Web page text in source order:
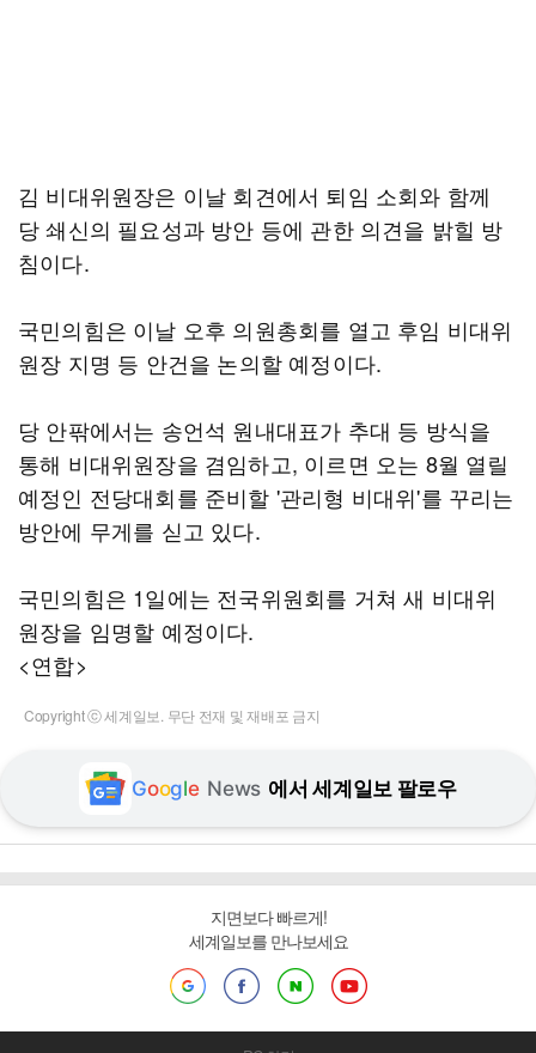
김 비대위원장은 이날 회견에서 퇴임 소회와 함께
당 쇄신의 필요성과 방안 등에 관한 의견을 밝힐 방
침이다.
국민의힘은 이날 오후 의원총회를 열고 후임 비대위
원장 지명 등 안건을 논의할 예정이다.
당 안팎에서는 송언석 원내대표가 추대 등 방식을
통해 비대위원장을 겸임하고, 이르면 오는 8월 열릴
예정인 전당대회를 준비할 '관리형 비대위'를 꾸리는
방안에 무게를 싣고 있다.
국민의힘은 1일에는 전국위원회를 거쳐 새 비대위
원장을 임명할 예정이다.
<연합>
Copyright ⓒ 세계일보. 무단 전재 및 재배포 금지
Google News 에서 세계일보 팔로우
지면보다 빠르게!
세계일보를 만나보세요